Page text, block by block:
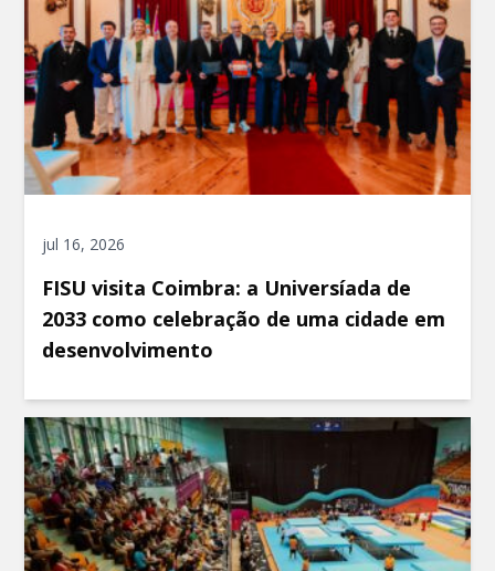
jul 16, 2026
FISU visita Coimbra: a Universíada de
2033 como celebração de uma cidade em
desenvolvimento